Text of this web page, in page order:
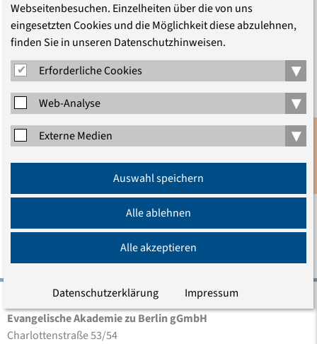
TEILEN
Marcus Götz-Guerlin
Anmeldung
Evangelische Akademie zu Berlin gGmbH
Charlottenstraße 53/54
Webseitenbesuchen. Einzelheiten über die von uns
eingesetzten Cookies und die Möglichkeit diese abzulehnen,
finden Sie in unseren Datenschutzhinweisen.
Erforderliche Cookies
▾
Web-Analyse ▾
Externe Medien ▾
Auswahl speichern
Alle ablehnen
Alle akzeptieren
Datenschutzerklärung Impressum